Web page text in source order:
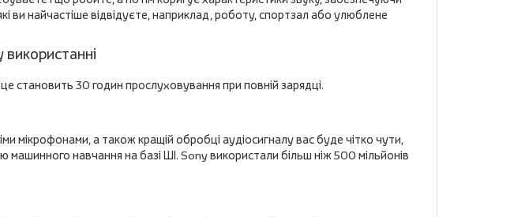
ви найчастіше відвідуєте, наприклад, роботу, спортзал або улюблене
становить 30 годин прослуховування при повній зарядці.
мікрофонами, а також кращій обробці аудіосигналу вас буде чітко чути,
навчання на базі ШІ. Sony використали більш ніж 500 мільйонів